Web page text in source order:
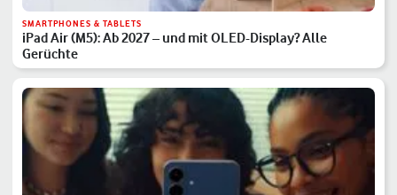
SMARTPHONES & TABLETS
iPad Air (M5): Ab 2027 – und mit OLED-Display? Alle
Gerüchte